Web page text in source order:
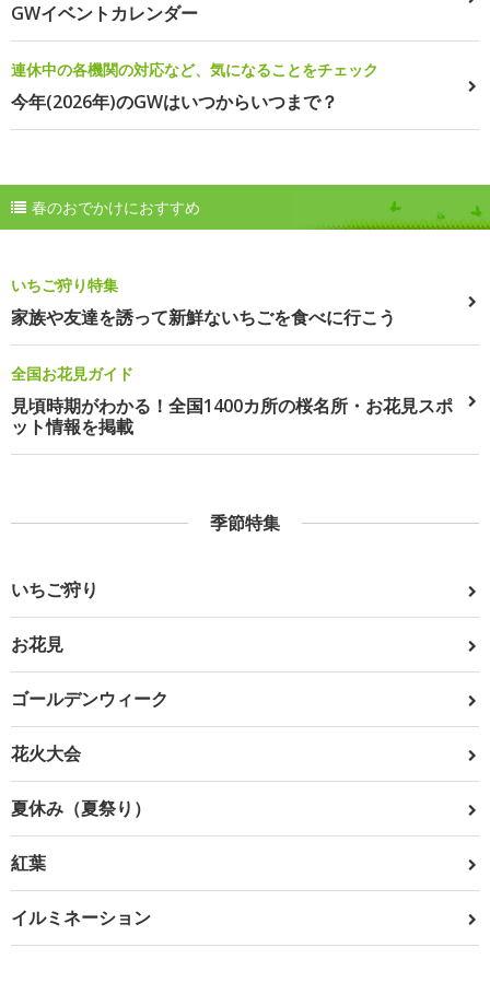
GWイベントカレンダー
連休中の各機関の対応など、気になることをチェック
今年(2026年)のGWはいつからいつまで？
春のおでかけにおすすめ
いちご狩り特集
家族や友達を誘って新鮮ないちごを食べに行こう
全国お花見ガイド
見頃時期がわかる！全国1400カ所の桜名所・お花見スポ
ット情報を掲載
季節特集
いちご狩り
お花見
ゴールデンウィーク
花火大会
夏休み（夏祭り）
紅葉
イルミネーション